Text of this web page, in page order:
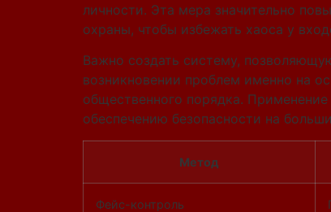
личности. Эта мера значительно
охраны, чтобы избежать хаоса у
Важно создать систему,
возникновении проблем именно на
общественного порядка.
обеспечению безопасности на
Метод
Фейс-контроль